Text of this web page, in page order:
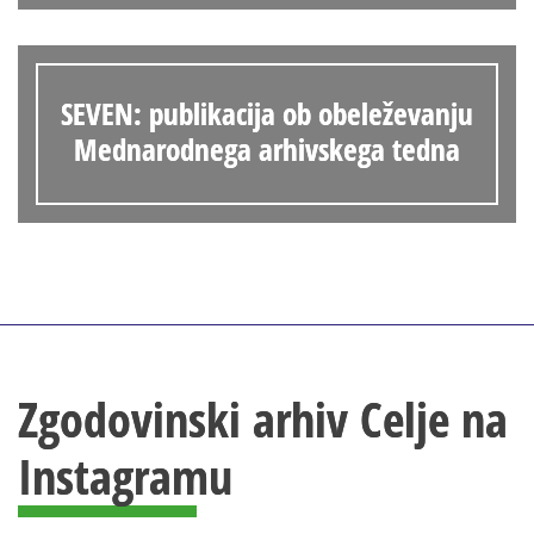
SEVEN: publikacija ob obeleževanju
Mednarodnega arhivskega tedna
Zgodovinski arhiv Celje na
Instagramu